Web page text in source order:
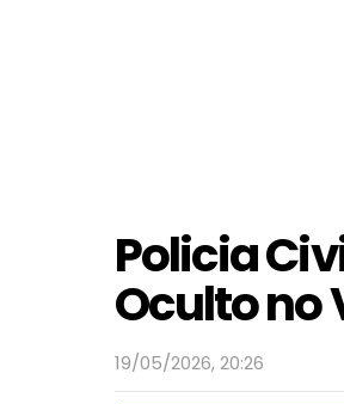
Policia
Oculto no
19/05/2026, 20:26